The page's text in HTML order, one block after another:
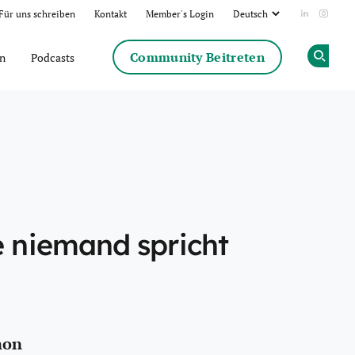
uns schreiben Kontakt Member's Login Add us
Podcasts Community Beitreten
Share
niemand spricht